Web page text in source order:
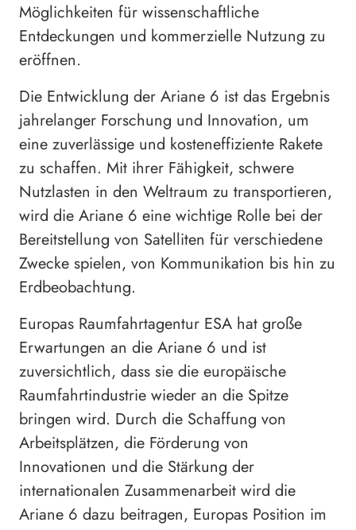
Möglichkeiten für wissenschaftliche
Entdeckungen und kommerzielle Nutzung zu
eröffnen.
Die Entwicklung der Ariane 6 ist das Ergebnis
jahrelanger Forschung und Innovation, um
eine zuverlässige und kosteneffiziente Rakete
zu schaffen. Mit ihrer Fähigkeit, schwere
Nutzlasten in den Weltraum zu transportieren,
wird die Ariane 6 eine wichtige Rolle bei der
Bereitstellung von Satelliten für verschiedene
Zwecke spielen, von Kommunikation bis hin zu
Erdbeobachtung.
Europas Raumfahrtagentur ESA hat große
Erwartungen an die Ariane 6 und ist
zuversichtlich, dass sie die europäische
Raumfahrtindustrie wieder an die Spitze
bringen wird. Durch die Schaffung von
Arbeitsplätzen, die Förderung von
Innovationen und die Stärkung der
internationalen Zusammenarbeit wird die
Ariane 6 dazu beitragen, Europas Position im